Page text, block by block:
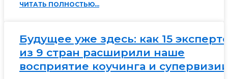
ЧИТАТЬ ПОЛНОСТЬЮ...
Будущее уже здесь: как 15
из 9 стран расширили наше
восприятие коучинга и